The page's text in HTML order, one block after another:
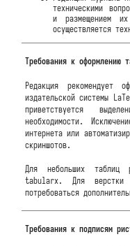
техническими
и размещением
осуществляется
Требования к оформлению
Редакция рекомендует
издательской системы
приветствуется
необходимости.
интернета или
скриншотов.
Для небольших таблиц
tabularx. Для верстки
потребоваться
Требования к подписям